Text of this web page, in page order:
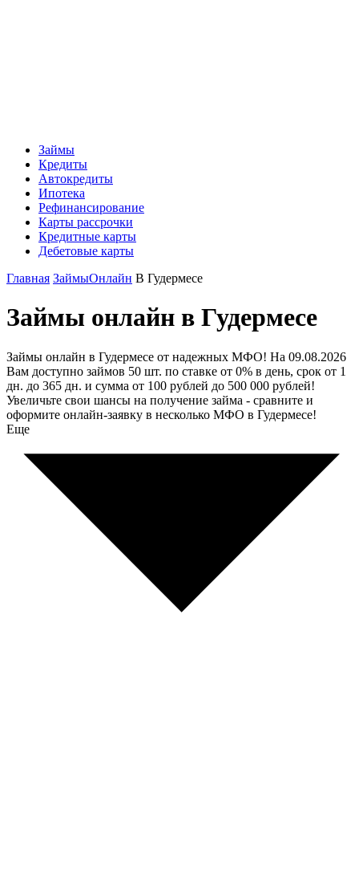
Займы
Кредиты
Автокредиты
Ипотека
Рефинансирование
Карты рассрочки
Кредитные карты
Дебетовые карты
Главная ЗаймыОнлайн В Гудермесе
Займы онлайн в Гудермесе
Займы онлайн в Гудермесе от надежных МФО! На 09.08.2026
Вам доступно займов 50 шт. по ставке от 0% в день, срок от 1
дн. до 365 дн. и сумма от 100 рублей до 500 000 рублей!
Увеличьте свои шансы на получение займа - сравните и
оформите онлайн-заявку в несколько МФО в Гудермесе!
Еще